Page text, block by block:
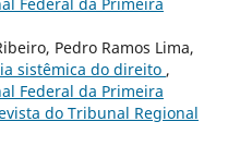
Pedro Ramos Lima,
sistêmica do direito ,
Federal da Primeira
do Tribunal Regional